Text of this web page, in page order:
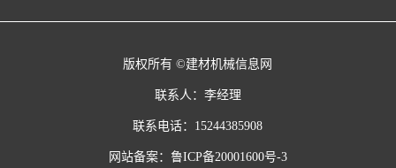
版权所有 ©建材机械信息网
联系人：李经理
联系电话：15244385908
网站备案： 鲁ICP备20001600号-3